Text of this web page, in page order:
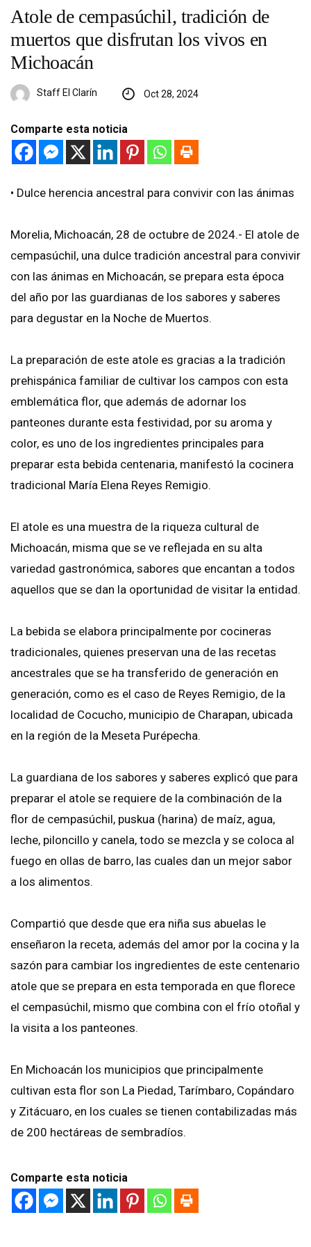
Atole de cempasúchil, tradición de
muertos que disfrutan los vivos en
Michoacán
Staff El Clarín Oct 28, 2024
Comparte esta noticia
• Dulce herencia ancestral para convivir con las ánimas
Morelia, Michoacán, 28 de octubre de 2024.- El atole de
cempasúchil, una dulce tradición ancestral para convivir
con las ánimas en Michoacán, se prepara esta época
del año por las guardianas de los sabores y saberes
para degustar en la Noche de Muertos.
La preparación de este atole es gracias a la tradición
prehispánica familiar de cultivar los campos con esta
emblemática flor, que además de adornar los
panteones durante esta festividad, por su aroma y
color, es uno de los ingredientes principales para
preparar esta bebida centenaria, manifestó la cocinera
tradicional María Elena Reyes Remigio.
El atole es una muestra de la riqueza cultural de
Michoacán, misma que se ve reflejada en su alta
variedad gastronómica, sabores que encantan a todos
aquellos que se dan la oportunidad de visitar la entidad.
La bebida se elabora principalmente por cocineras
tradicionales, quienes preservan una de las recetas
ancestrales que se ha transferido de generación en
generación, como es el caso de Reyes Remigio, de la
localidad de Cocucho, municipio de Charapan, ubicada
en la región de la Meseta Purépecha.
La guardiana de los sabores y saberes explicó que para
preparar el atole se requiere de la combinación de la
flor de cempasúchil, puskua (harina) de maíz, agua,
leche, piloncillo y canela, todo se mezcla y se coloca al
fuego en ollas de barro, las cuales dan un mejor sabor
a los alimentos.
Compartió que desde que era niña sus abuelas le
enseñaron la receta, además del amor por la cocina y la
sazón para cambiar los ingredientes de este centenario
atole que se prepara en esta temporada en que florece
el cempasúchil, mismo que combina con el frío otoñal y
la visita a los panteones.
En Michoacán los municipios que principalmente
cultivan esta flor son La Piedad, Tarímbaro, Copándaro
y Zitácuaro, en los cuales se tienen contabilizadas más
de 200 hectáreas de sembradíos.
Comparte esta noticia